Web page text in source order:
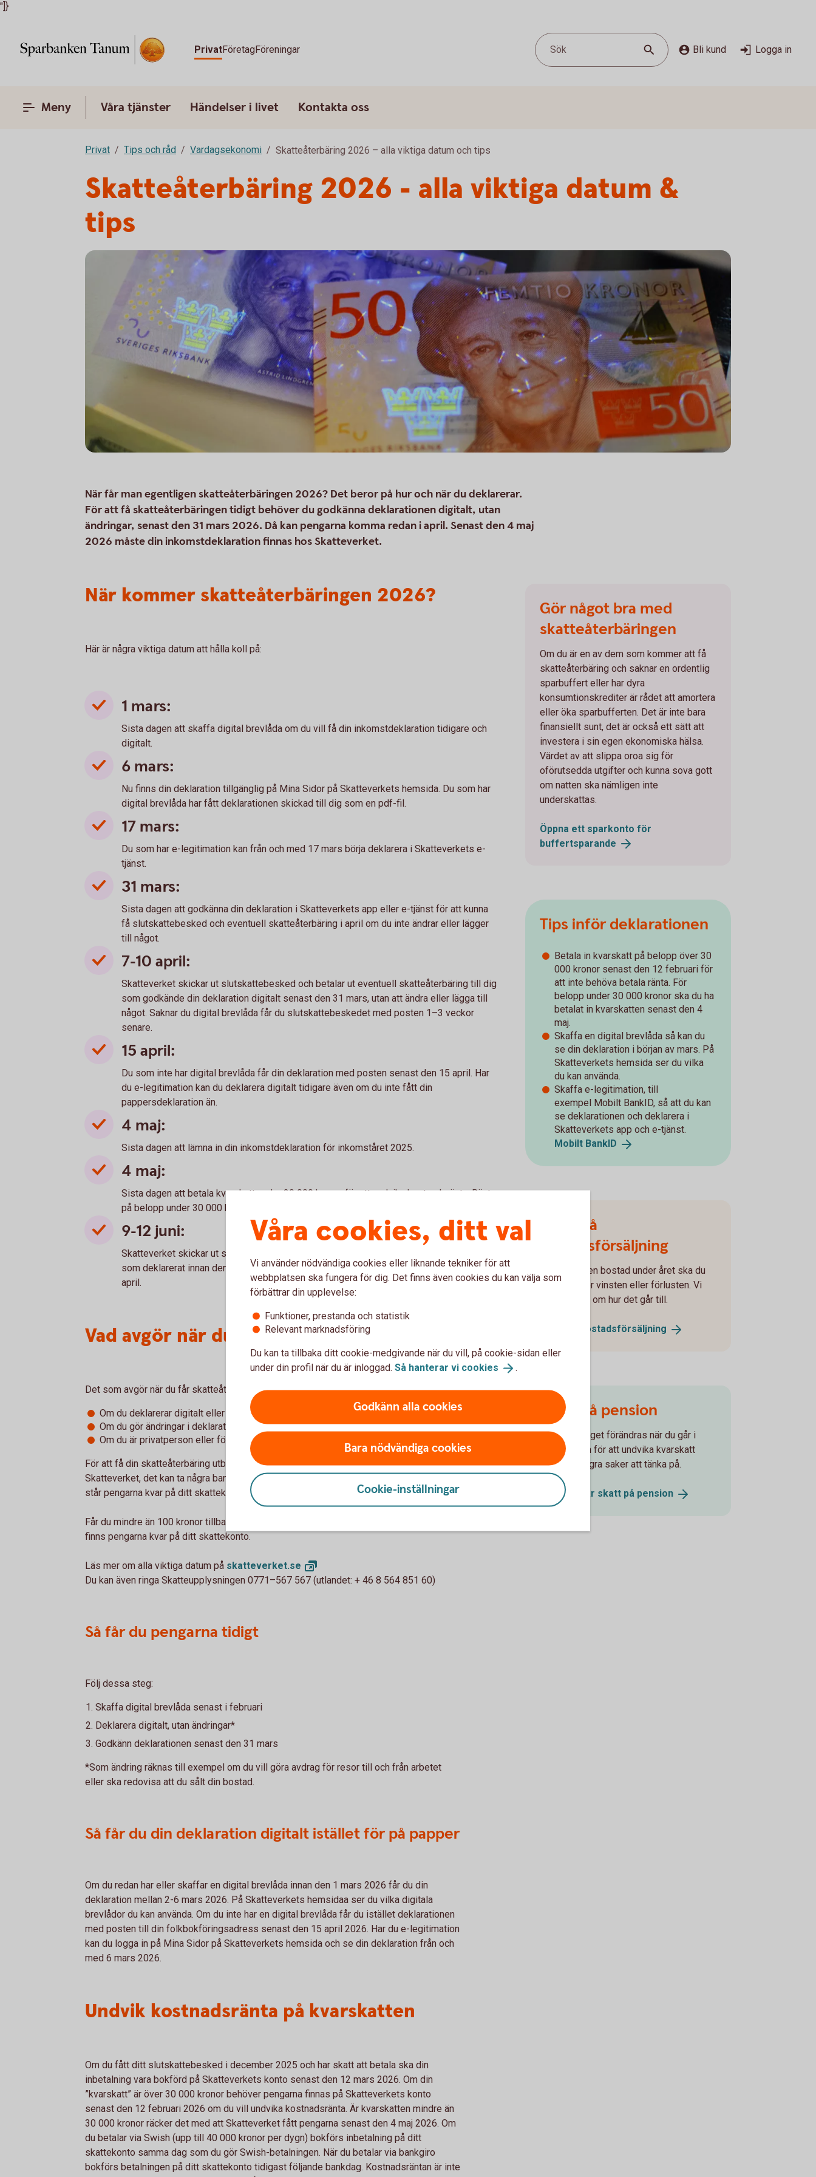
"]}
PrivatFöretagFöreningar Sök Bli kund Logga in
Meny Våra tjänster Händelser i livet Kontakta oss
Privat Tips och råd Vardagsekonomi Skatteåterbäring 2026 – alla viktiga datum och tips
Skatteåterbäring 2026 - alla viktiga datum &
tips
När får man egentligen skatteåterbäringen 2026? Det beror på hur och när du deklarerar.
För att få skatteåterbäringen tidigt behöver du godkänna deklarationen digitalt, utan
ändringar, senast den 31 mars 2026. Då kan pengarna komma redan i april. Senast den 4 maj
2026 måste din inkomstdeklaration finnas hos Skatteverket.
När kommer skatteåterbäringen 2026?
Här är några viktiga datum att hålla koll på:
1 mars:
Sista dagen att skaffa digital brevlåda om du vill få din inkomstdeklaration tidigare och
digitalt.
6 mars:
Nu finns din deklaration tillgänglig på Mina Sidor på Skatteverkets hemsida. Du som har
digital brevlåda har fått deklarationen skickad till dig som en pdf-fil.
17 mars:
Du som har e-legitimation kan från och med 17 mars börja deklarera i Skatteverkets e-
tjänst.
31 mars:
Sista dagen att godkänna din deklaration i Skatteverkets app eller e-tjänst för att kunna
få slutskattebesked och eventuell skatteåterbäring i april om du inte ändrar eller lägger
till något.
7-10 april:
Skatteverket skickar ut slutskattebesked och betalar ut eventuell skatteåterbäring till dig
som godkände din deklaration digitalt senast den 31 mars, utan att ändra eller lägga till
något. Saknar du digital brevlåda får du slutskattebeskedet med posten 1–3 veckor
senare.
15 april:
Du som inte har digital brevlåda får din deklaration med posten senast den 15 april. Har
du e-legitimation kan du deklarera digitalt tidigare även om du inte fått din
pappersdeklaration än.
4 maj:
Sista dagen att lämna in din inkomstdeklaration för inkomståret 2025.
4 maj:
Sista dagen att betala kvarskatt under 30 000 kronor för att undvika kostnadsränta. Ränta
på belopp under 30 000 kr börjar räknas från och med 4 maj.
9-12 juni:
Skatteverket skickar ut slutskattebesked och betalar ut eventuell skatteåterbäring till dig
som deklarerat innan den 4 maj digitalt eller på papper och som inte redan fått pengarna i
april.
Vad avgör när du får pengarna?
Det som avgör när du får skatteåterbäringen är bland annat:
Om du deklarerar digitalt eller på papper
Om du gör ändringar i deklarationen
Om du är privatperson eller företagare
För att få din skatteåterbäring utbetald automatiskt behöver du ha anmält ett konto till
Skatteverket, det kan ta några bankdagar att få det registrerat. Om du inte anmält konto
står pengarna kvar på ditt skattekonto.
Får du mindre än 100 kronor tillbaka i skatteåterbäring betalas pengarna inte ut. I stället
finns pengarna kvar på ditt skattekonto.
Läs mer om alla viktiga datum på skatteverket.se
Du kan även ringa Skatteupplysningen 0771–567 567 (utlandet: + 46 8 564 851 60)
Så får du pengarna tidigt
Följ dessa steg:
Skaffa digital brevlåda senast i februari
Deklarera digitalt, utan ändringar*
Godkänn deklarationen senast den 31 mars
*Som ändring räknas till exempel om du vill göra avdrag för resor till och från arbetet
eller ska redovisa att du sålt din bostad.
Så får du din deklaration digitalt istället för på papper
Om du redan har eller skaffar en digital brevlåda innan den 1 mars 2026 får du din
deklaration mellan 2-6 mars 2026. På Skatteverkets hemsidaa ser du vilka digitala
brevlådor du kan använda. Om du inte har en digital brevlåda får du istället deklarationen
med posten till din folkbokföringsadress senast den 15 april 2026. Har du e-legitimation
kan du logga in på Mina Sidor på Skatteverkets hemsida och se din deklaration från och
med 6 mars 2026.
Undvik kostnadsränta på kvarskatten
Om du fått ditt slutskattebesked i december 2025 och har skatt att betala ska din
inbetalning vara bokförd på Skatteverkets konto senast den 12 mars 2026. Om din
”kvarskatt” är över 30 000 kronor behöver pengarna finnas på Skatteverkets konto
senast den 12 februari 2026 om du vill undvika kostnadsränta. Är kvarskatten mindre än
30 000 kronor räcker det med att Skatteverket fått pengarna senast den 4 maj 2026. Om
du betalar via Swish (upp till 40 000 kronor per dygn) bokförs inbetalning på ditt
skattekonto samma dag som du gör Swish-betalningen. När du betalar via bankgiro
bokförs betalningen på ditt skattekonto tidigast följande bankdag. Kostnadsräntan är inte
Gör något bra med
skatteåterbäringen
Om du är en av dem som kommer att få
skatteåterbäring och saknar en ordentlig
sparbuffert eller har dyra
konsumtionskrediter är rådet att amortera
eller öka sparbufferten. Det är inte bara
finansiellt sunt, det är också ett sätt att
investera i sin egen ekonomiska hälsa.
Värdet av att slippa oroa sig för
oförutsedda utgifter och kunna sova gott
om natten ska nämligen inte
underskattas.
Öppna ett sparkonto för
buffertsparande
Tips inför deklarationen
Betala in kvarskatt på belopp över 30
000 kronor senast den 12 februari för
att inte behöva betala ränta. För
belopp under 30 000 kronor ska du ha
betalat in kvarskatten senast den 4
maj.
Skaffa en digital brevlåda så kan du
se din deklaration i början av mars. På
Skatteverkets hemsida ser du vilka
du kan använda.
Skaffa e-legitimation, till
exempel Mobilt BankID, så att du kan
se deklarationen och deklarera i
Skatteverkets app och e-tjänst.
Mobilt BankID
Skatt på
bostadsförsäljning
Om du sålt en bostad under året ska du
deklarera för vinsten eller förlusten. Vi
förklarar allt om hur det går till.
bostadsförsäljning
Skatt på pension
Skatteavdraget förändras när du går i
pension och för att undvika kvarskatt
finns det några saker att tänka på.
Så fungerar skatt på pension
Våra cookies, ditt val
Vi använder nödvändiga cookies eller liknande tekniker för att
webbplatsen ska fungera för dig. Det finns även cookies du kan välja som
förbättrar din upplevelse:
Funktioner, prestanda och statistik
Relevant marknadsföring
Du kan ta tillbaka ditt cookie-medgivande när du vill, på cookie-sidan eller
under din profil när du är inloggad. Så hanterar vi cookies .
Godkänn alla cookies
Bara nödvändiga cookies
Cookie-inställningar